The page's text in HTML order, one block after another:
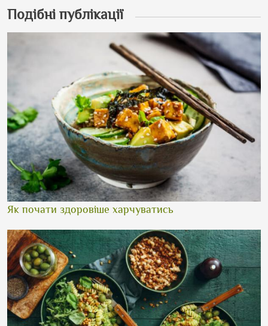
Подібні публікації
Як почати здоровіше харчуватись